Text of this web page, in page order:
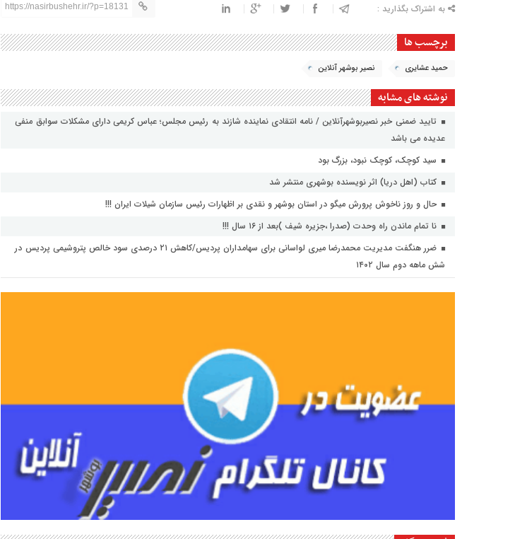
به اشتراک بگذارید : https://nasirbushehr.ir/?p=18131
برچسب ها
حمید عشایری نصیر بوشهر آنلاین
نوشته های مشابه
تایید ضمنی خبر نصیربوشهرآنلاین / نامه انتقادی نماینده شازند به رئیس مجلس؛ عباس کریمی دارای مشکلات سوابق منفی
عدیده می باشد
سید کوچک، کوچک نبود، بزرگ بود
کتاب (اهل دریا) اثر نویسنده بوشهری منتشر شد
حال و روز ناخوش پرورش میگو در استان بوشهر و نقدی بر اظهارات رئیس سازمان شیلات ایران !!!
نا تمام ماندن راه وحدت (صدرا ،جزیره شیف )بعد از ۱۶ سال !!!
ضرر هنگفت مدیریت محمدرضا میری لواسانی برای سهامداران پردیس/کاهش ۲۱ درصدی سود خالص پتروشیمی پردیس در
شش ماهه دوم سال ۱۴۰۲